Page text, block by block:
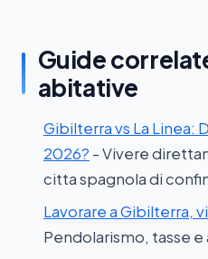
Guide
abitative
Gibilterra vs La Linea:
2026? - Vivere
citta spagnola di
Lavorare a Gibilterra,
Pendolarismo, tasse